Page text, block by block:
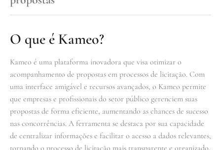
O que é Kameo?
Kameo é uma plataforma inovadora que visa otimizar o
acompanhamento de propostas em processos de licitação. Com
uma interface amigável e recursos avançados, o Kameo permite
que empresas e profissionais do setor público gerenciem suas
propostas de forma eficiente, aumentando as chances de sucesso
nas concorrências. A ferramenta se destaca por sua capacidade
de centralizar informações e facilitar o acesso a dados relevantes,
tornando o processo de licitação mais transparente e organizado.